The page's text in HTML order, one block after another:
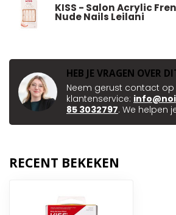
KISS - Salon Acrylic
Nude Nails Leilani
HEB JE VRAGEN OVER
Neem gerust contact
klantenservice:
85 3032797. We helpen
RECENT BEKEKEN